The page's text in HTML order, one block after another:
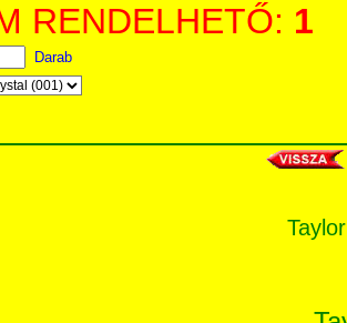
RENDELHETŐ: 1
Darab